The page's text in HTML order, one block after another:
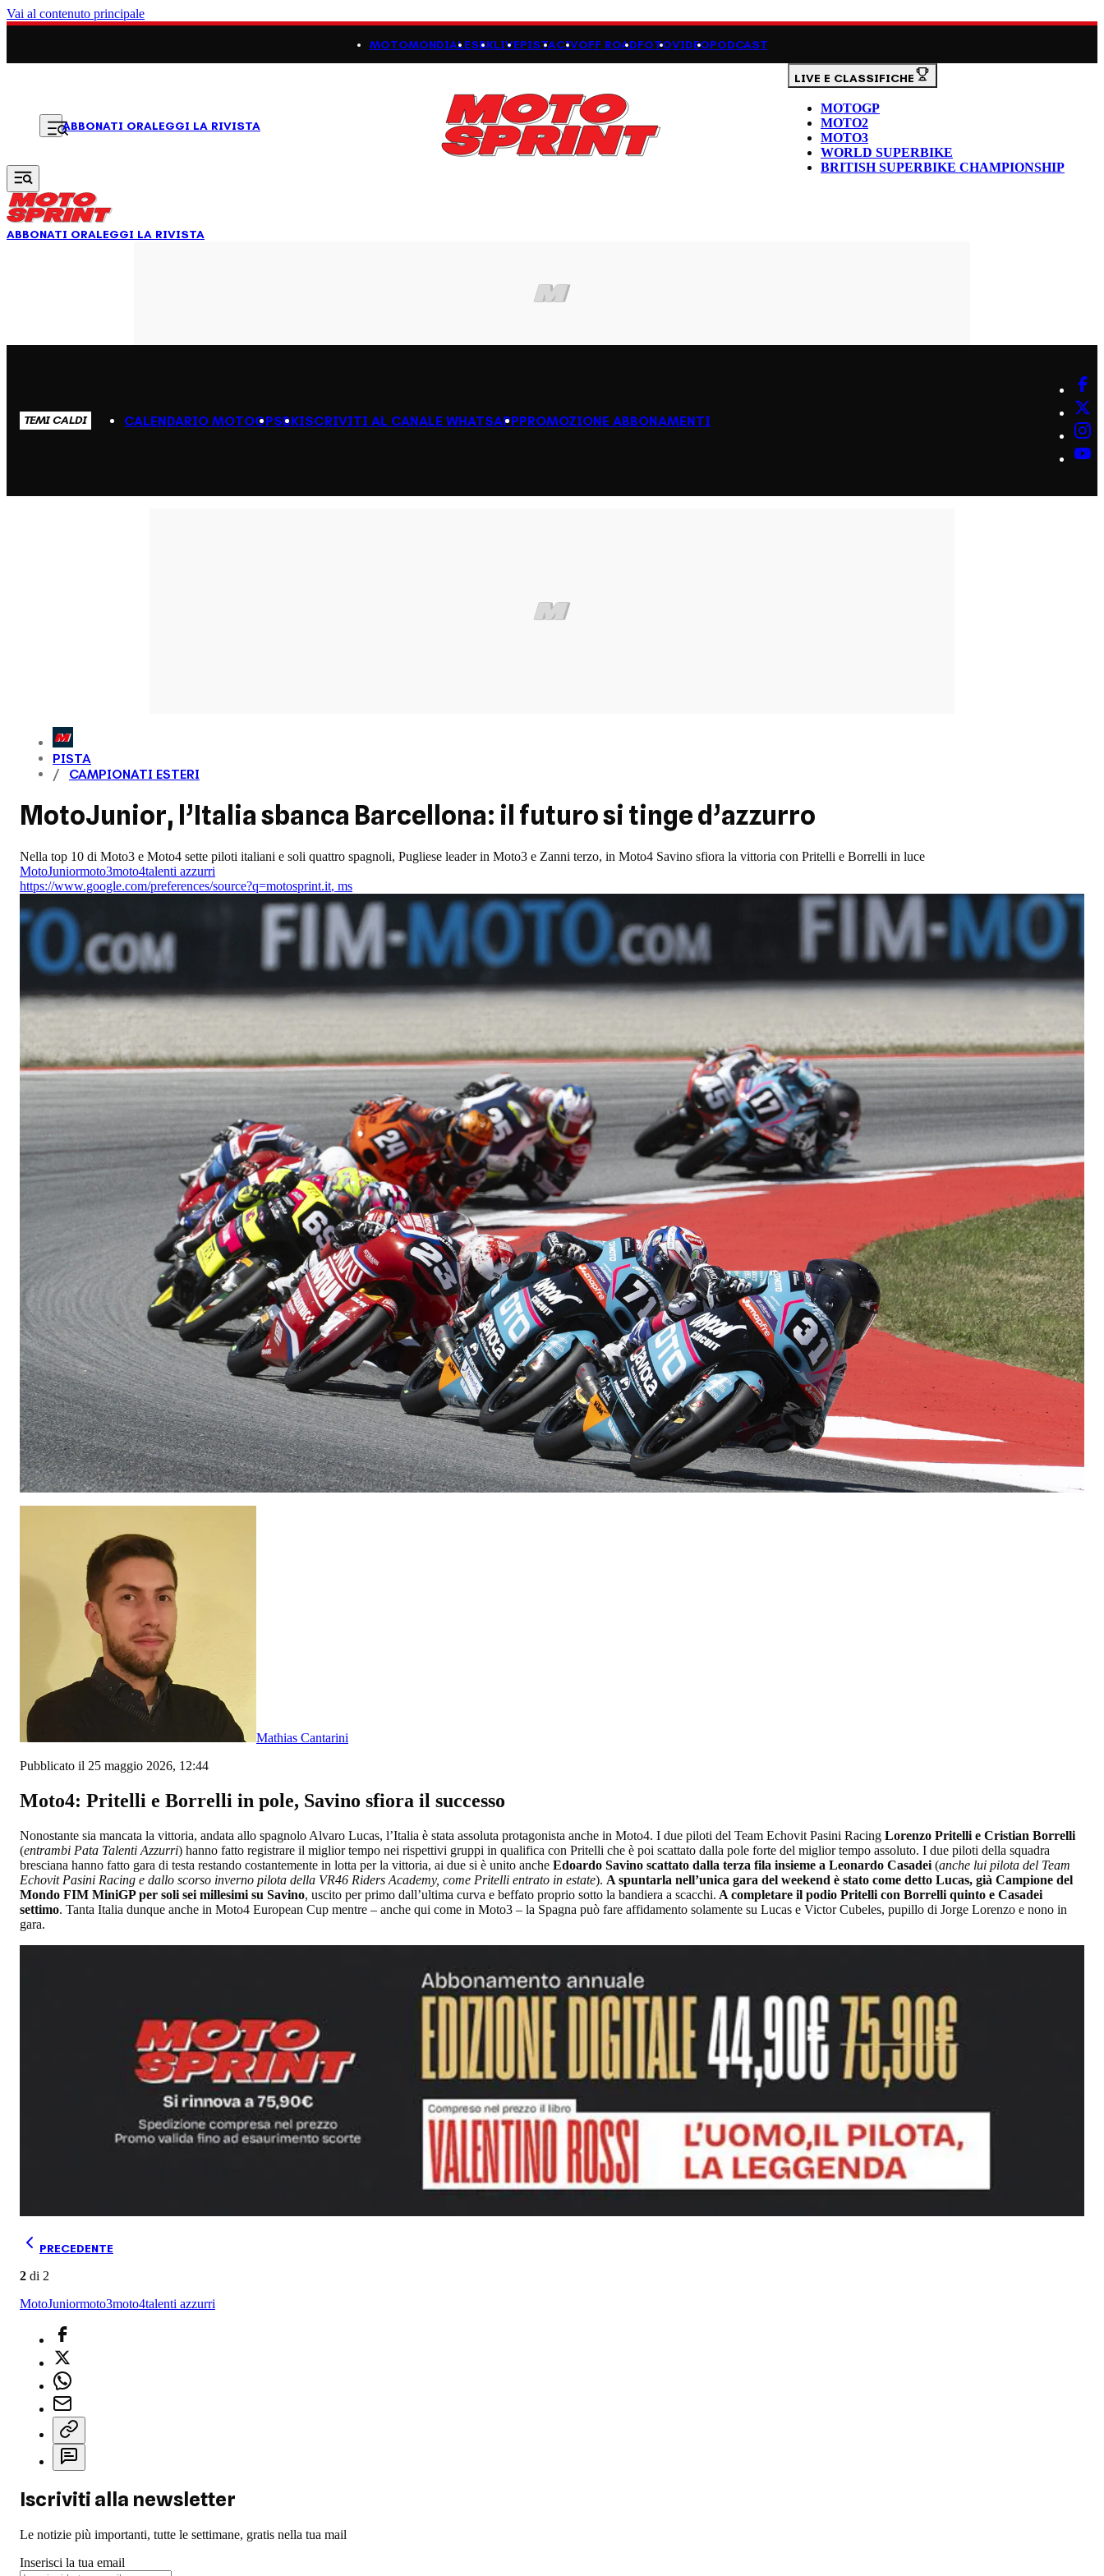
Vai al contenuto principale
MOTOMONDIALESBKLIVEPISTACIVOFF ROADFOTOVIDEOPODCAST
ABBONATI ORALEGGI LA RIVISTA
LIVE E CLASSIFICHE
MOTOGP
MOTO2
MOTO3
WORLD SUPERBIKE
BRITISH SUPERBIKE CHAMPIONSHIP
ABBONATI ORALEGGI LA RIVISTA
TEMI CALDI CALENDARIO MOTOGPSBKISCRIVITI AL CANALE WHATSAPPPROMOZIONE ABBONAMENTI
PISTA
CAMPIONATI ESTERI
MotoJunior, l’Italia sbanca Barcellona: il futuro si tinge d’azzurro
Nella top 10 di Moto3 e Moto4 sette piloti italiani e soli quattro spagnoli, Pugliese leader in Moto3 e Zanni terzo, in Moto4 Savino sfiora la vittoria con Pritelli e Borrelli in luce
MotoJuniormoto3moto4talenti azzurri
https://www.google.com/preferences/source?q=motosprint.it, ms
Mathias Cantarini
Pubblicato il 25 maggio 2026, 12:44
Moto4: Pritelli e Borrelli in pole, Savino sfiora il successo
Nonostante sia mancata la vittoria, andata allo spagnolo Alvaro Lucas, l’Italia è stata assoluta protagonista anche in Moto4. I due piloti del Team Echovit Pasini Racing Lorenzo Pritelli e Cristian Borrelli
(entrambi Pata Talenti Azzurri) hanno fatto registrare il miglior tempo nei rispettivi gruppi in qualifica con Pritelli che è poi scattato dalla pole forte del miglior tempo assoluto. I due piloti della squadra
bresciana hanno fatto gara di testa restando costantemente in lotta per la vittoria, ai due si è unito anche Edoardo Savino scattato dalla terza fila insieme a Leonardo Casadei (anche lui pilota del Team
Echovit Pasini Racing e dallo scorso inverno pilota della VR46 Riders Academy, come Pritelli entrato in estate). A spuntarla nell’unica gara del weekend è stato come detto Lucas, già Campione del
Mondo FIM MiniGP per soli sei millesimi su Savino, uscito per primo dall’ultima curva e beffato proprio sotto la bandiera a scacchi. A completare il podio Pritelli con Borrelli quinto e Casadei
settimo. Tanta Italia dunque anche in Moto4 European Cup mentre – anche qui come in Moto3 – la Spagna può fare affidamento solamente su Lucas e Victor Cubeles, pupillo di Jorge Lorenzo e nono in
gara.
PRECEDENTE
2 di 2
MotoJuniormoto3moto4talenti azzurri
Iscriviti alla newsletter
Le notizie più importanti, tutte le settimane, gratis nella tua mail
Inserisci la tua email